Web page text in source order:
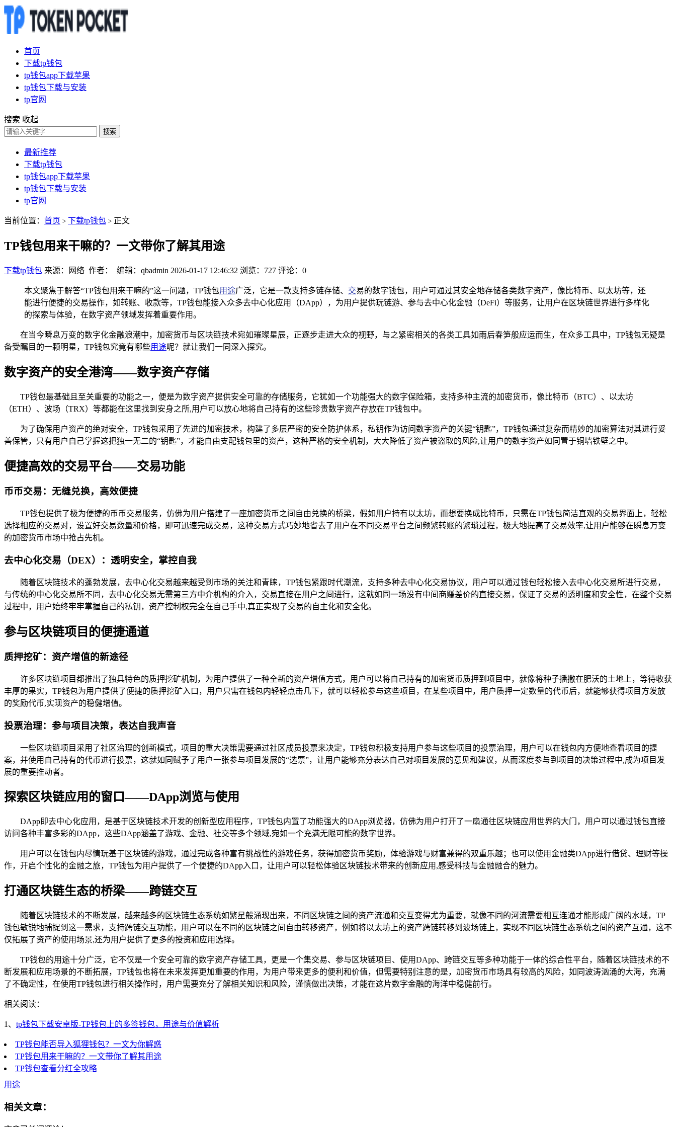
首页
下载tp钱包
tp钱包app下载苹果
tp钱包下载与安装
tp官网
搜索 收起
搜索
最新推荐
下载tp钱包
tp钱包app下载苹果
tp钱包下载与安装
tp官网
当前位置： 首页 > 下载tp钱包 > 正文
TP钱包用来干嘛的？一文带你了解其用途
下载tp钱包 来源：网络 作者： 编辑：qbadmin 2026-01-17 12:46:32 浏览：727 评论：0
本文聚焦于解答“TP钱包用来干嘛的”这一问题，TP钱包用途广泛，它是一款支持多链存储、 交易的数字钱包，用户可通过其安全地存储各类数字资产，像比特币、以太坊等，还
能进行便捷的交易操作，如转账、收款等，TP钱包能接入众多去中心化应用（DApp），为用户提供玩链游、参与去中心化金融（DeFi）等服务，让用户在区块链世界进行多样化
的探索与体验，在数字资产领域发挥着重要作用。
在当今瞬息万变的数字化金融浪潮中，加密货币与区块链技术宛如璀璨星辰，正逐步走进大众的视野，与之紧密相关的各类工具如雨后春笋般应运而生，在众多工具中，TP钱包无疑是
备受瞩目的一颗明星，TP钱包究竟有哪些用途呢？就让我们一同深入探究。
数字资产的安全港湾——数字资产存储
TP钱包最基础且至关重要的功能之一，便是为数字资产提供安全可靠的存储服务，它犹如一个功能强大的数字保险箱，支持多种主流的加密货币，像比特币（BTC）、以太坊
（ETH）、波场（TRX）等都能在这里找到安身之所,用户可以放心地将自己持有的这些珍贵数字资产存放在TP钱包中。
为了确保用户资产的绝对安全，TP钱包采用了先进的加密技术，构建了多层严密的安全防护体系，私钥作为访问数字资产的关键“钥匙”，TP钱包通过复杂而精妙的加密算法对其进行妥
善保管，只有用户自己掌握这把独一无二的“钥匙”，才能自由支配钱包里的资产，这种严格的安全机制，大大降低了资产被盗取的风险,让用户的数字资产如同置于铜墙铁壁之中。
便捷高效的交易平台——交易功能
币币交易：无缝兑换，高效便捷
TP钱包提供了极为便捷的币币交易服务，仿佛为用户搭建了一座加密货币之间自由兑换的桥梁，假如用户持有以太坊，而想要换成比特币，只需在TP钱包简洁直观的交易界面上，轻松
选择相应的交易对，设置好交易数量和价格，即可迅速完成交易，这种交易方式巧妙地省去了用户在不同交易平台之间频繁转账的繁琐过程，极大地提高了交易效率,让用户能够在瞬息万变
的加密货币市场中抢占先机。
去中心化交易（DEX）：透明安全，掌控自我
随着区块链技术的蓬勃发展，去中心化交易越来越受到市场的关注和青睐，TP钱包紧跟时代潮流，支持多种去中心化交易协议，用户可以通过钱包轻松接入去中心化交易所进行交易，
与传统的中心化交易所不同，去中心化交易无需第三方中介机构的介入，交易直接在用户之间进行，这就如同一场没有中间商赚差价的直接交易，保证了交易的透明度和安全性，在整个交易
过程中，用户始终牢牢掌握自己的私钥，资产控制权完全在自己手中,真正实现了交易的自主化和安全化。
参与区块链项目的便捷通道
质押挖矿：资产增值的新途径
许多区块链项目都推出了独具特色的质押挖矿机制，为用户提供了一种全新的资产增值方式，用户可以将自己持有的加密货币质押到项目中，就像将种子播撒在肥沃的土地上，等待收获
丰厚的果实，TP钱包为用户提供了便捷的质押挖矿入口，用户只需在钱包内轻轻点击几下，就可以轻松参与这些项目，在某些项目中，用户质押一定数量的代币后，就能够获得项目方发放
的奖励代币,实现资产的稳健增值。
投票治理：参与项目决策，表达自我声音
一些区块链项目采用了社区治理的创新模式，项目的重大决策需要通过社区成员投票来决定，TP钱包积极支持用户参与这些项目的投票治理，用户可以在钱包内方便地查看项目的提
案，并使用自己持有的代币进行投票，这就如同赋予了用户一张参与项目发展的“选票”，让用户能够充分表达自己对项目发展的意见和建议，从而深度参与到项目的决策过程中,成为项目发
展的重要推动者。
探索区块链应用的窗口——DApp浏览与使用
DApp即去中心化应用，是基于区块链技术开发的创新型应用程序，TP钱包内置了功能强大的DApp浏览器，仿佛为用户打开了一扇通往区块链应用世界的大门，用户可以通过钱包直接
访问各种丰富多彩的DApp，这些DApp涵盖了游戏、金融、社交等多个领域,宛如一个充满无限可能的数字世界。
用户可以在钱包内尽情玩基于区块链的游戏，通过完成各种富有挑战性的游戏任务，获得加密货币奖励，体验游戏与财富兼得的双重乐趣；也可以使用金融类DApp进行借贷、理财等操
作，开启个性化的金融之旅，TP钱包为用户提供了一个便捷的DApp入口，让用户可以轻松体验区块链技术带来的创新应用,感受科技与金融融合的魅力。
打通区块链生态的桥梁——跨链交互
随着区块链技术的不断发展，越来越多的区块链生态系统如繁星般涌现出来，不同区块链之间的资产流通和交互变得尤为重要，就像不同的河流需要相互连通才能形成广阔的水域，TP
钱包敏锐地捕捉到这一需求，支持跨链交互功能，用户可以在不同的区块链之间自由转移资产，例如将以太坊上的资产跨链转移到波场链上，实现不同区块链生态系统之间的资产互通，这不
仅拓展了资产的使用场景,还为用户提供了更多的投资和应用选择。
TP钱包的用途十分广泛，它不仅是一个安全可靠的数字资产存储工具，更是一个集交易、参与区块链项目、使用DApp、跨链交互等多种功能于一体的综合性平台，随着区块链技术的不
断发展和应用场景的不断拓展，TP钱包也将在未来发挥更加重要的作用，为用户带来更多的便利和价值，但需要特别注意的是，加密货币市场具有较高的风险，如同波涛汹涌的大海，充满
了不确定性，在使用TP钱包进行相关操作时，用户需要充分了解相关知识和风险，谨慎做出决策，才能在这片数字金融的海洋中稳健前行。
相关阅读：
1、 tp钱包下载安卓版-TP钱包上的多签钱包，用途与价值解析
TP钱包能否导入狐狸钱包？一文为你解惑
TP钱包用来干嘛的？一文带你了解其用途
TP钱包查看分红全攻略
用途
相关文章：